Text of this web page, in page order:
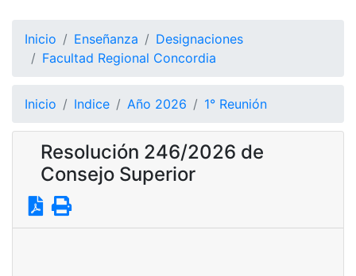
Inicio Enseñanza
Designaciones
Facultad Regional Concordia
Inicio Indice Año 2026 1° Reunión
Resolución 246/2026 de
Consejo Superior